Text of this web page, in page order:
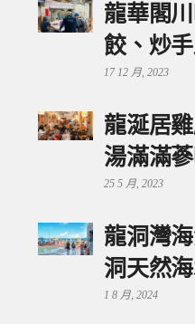
龍華閣
餃、炒
17 12 月, 2023
龍涎居
湯滿滿
25 5 月, 2023
龍洞灣
洞天然
1 8 月, 2024